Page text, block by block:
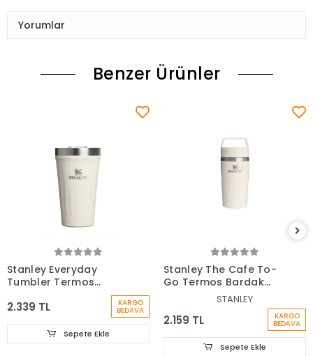
Yorumlar
Benzer Ürünler
Stanley Everyday
Tumbler Termos
2.339 TL KARGO
BEDAVA
Sepete Ekle
Stanley The Cafe To-
Go Termos Bardak
STANLEY
2.159 TL KARGO
BEDAVA
Sepete Ekle